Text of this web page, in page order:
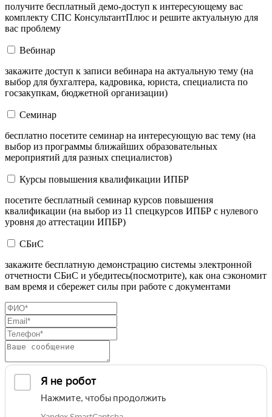
получите бесплатный демо-доступ к интересующему вас
комплекту СПС КонсультантПлюс и решите актуальную для
вас проблему
Вебинар
закажите доступ к записи вебинара на актуальную тему (на
выбор для бухгалтера, кадровика, юриста, специалиста по
госзакупкам, бюджетной организации)
Семинар
бесплатно посетите семинар на интересующую вас тему (на
выбор из программы ближайших образовательных
мероприятий для разных специалистов)
Курсы повышения квалификации ИПБР
посетите бесплатный семинар курсов повышения
квалификации (на выбор из 11 спецкурсов ИПБР с нулевого
уровня до аттестации ИПБР)
СБиС
закажите бесплатную демонстрацию системы электронной
отчетности СБиС и убедитесь(посмотрите), как она сэкономит
вам время и сбережет силы при работе с документами